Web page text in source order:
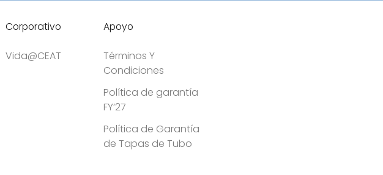
Corporativo
Vida@CEAT
Apoyo
Términos Y
Condiciones
Política de garantía
FY’27
Política de Garantía
de Tapas de Tubo